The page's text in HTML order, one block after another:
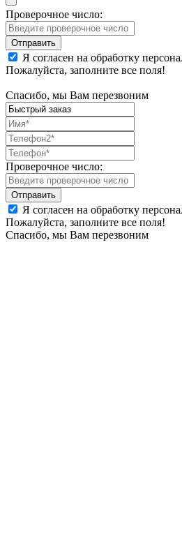
Проверочное число:
Я согласен на обработку
Пожалуйста, заполните все поля!
Спасибо, мы Вам перезвоним
Проверочное число:
Я согласен на обработку
Пожалуйста, заполните все поля!
Спасибо, мы Вам перезвоним